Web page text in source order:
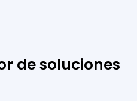
de soluciones